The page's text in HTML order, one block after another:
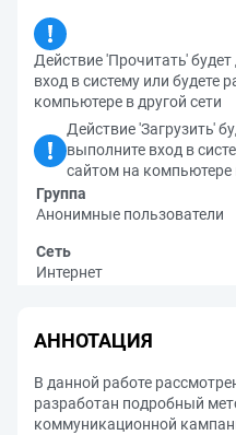
Действие 'Прочитать'
вход в систему или будете
компьютере в другой сети
Действие 'Загрузить'
выполните вход в
сайтом на компьютере
Группа
Анонимные пользователи
Сеть
Интернет
АННОТАЦИЯ
В данной работе
разработан подробный
коммуникационной